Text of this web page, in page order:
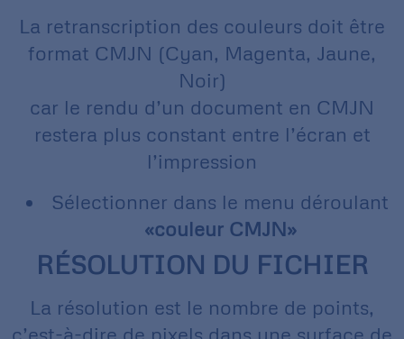
La retranscription des couleurs doit être
format CMJN (Cyan, Magenta, Jaune,
Noir)
car le rendu d’un document en CMJN
restera plus constant entre l’écran et
l’impression
Sélectionner dans le menu déroulant
«couleur CMJN»
RÉSOLUTION DU FICHIER
La résolution est le nombre de points,
c’est-à-dire de pixels dans une surface de